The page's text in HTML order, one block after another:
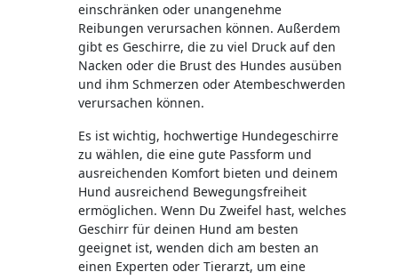
einschränken oder unangenehme
Reibungen verursachen können. Außerdem
gibt es Geschirre, die zu viel Druck auf den
Nacken oder die Brust des Hundes ausüben
und ihm Schmerzen oder Atembeschwerden
verursachen können.
Es ist wichtig, hochwertige Hundegeschirre
zu wählen, die eine gute Passform und
ausreichenden Komfort bieten und deinem
Hund ausreichend Bewegungsfreiheit
ermöglichen. Wenn Du Zweifel hast, welches
Geschirr für deinen Hund am besten
geeignet ist, wenden dich am besten an
einen Experten oder Tierarzt, um eine